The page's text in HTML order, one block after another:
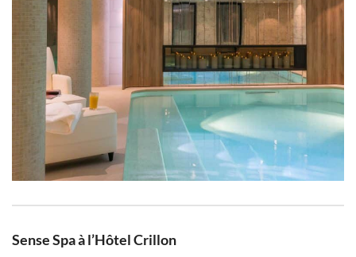
Sense Spa à l’Hôtel Crillon